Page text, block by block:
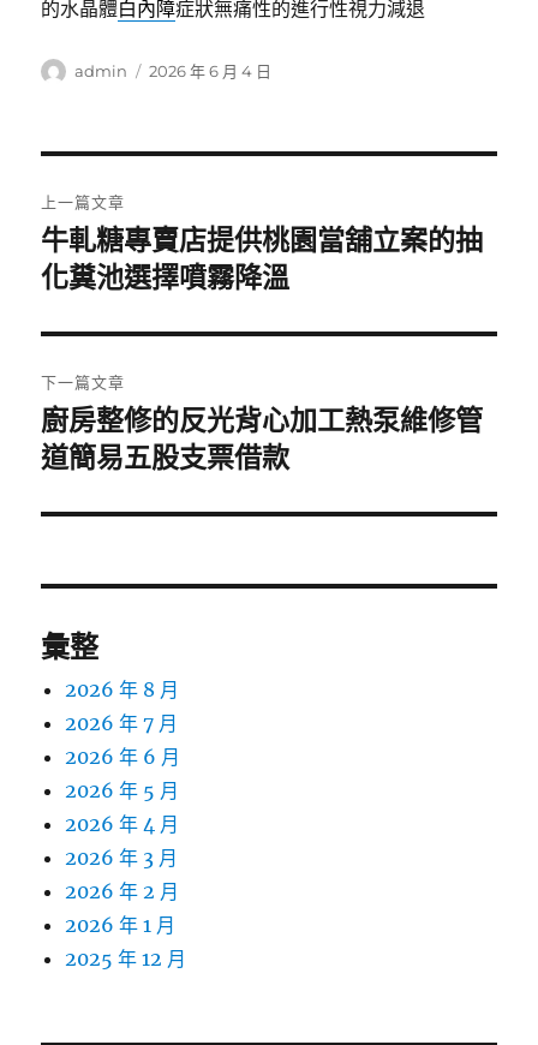
的水晶體白內障症狀無痛性的進行性視力減退
作
admin
發
2026 年 6 月 4 日
章
導
覽
上一篇文章
上
一
文
章:
牛軋糖專賣店提供桃園當舖立案的抽
化糞池選擇噴霧降溫
下一篇文章
下
一
文
廚房整修的反光背心加工熱泵維修管
道簡易五股支票借款
彙整
2026 年 8 月
2026 年 7 月
2026 年 6 月
2026 年 5 月
2026 年 4 月
2026 年 3 月
2026 年 2 月
2026 年 1 月
2025 年 12 月